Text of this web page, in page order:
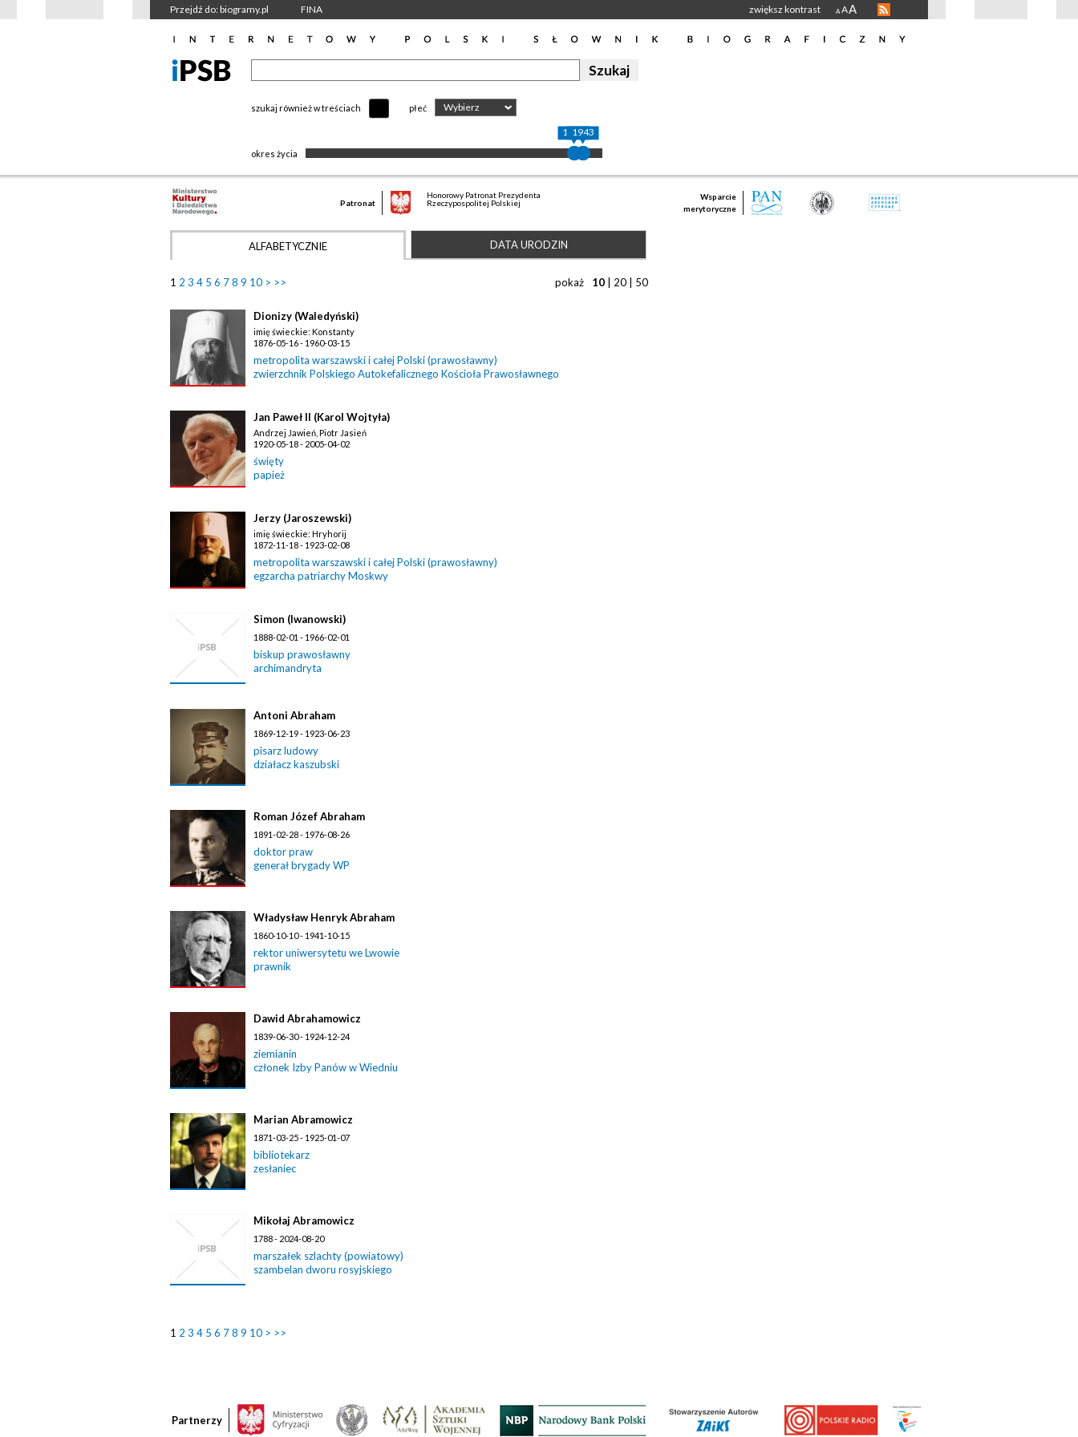
Przejdź do: biogramy.pl FINA zwiększ kontrast A AA
szukaj również w treściach płeć Wybierz
okres życia
1906
1943
Patronat
Honorowy Patronat Prezydenta
Rzeczypospolitej Polskiej
Wsparcie
merytoryczne
ALFABETYCZNIE DATA URODZIN
1 2 3 4 5 6 78 9 10 > >> pokaż 10 20 50
Dionizy (Waledyński)
imię świeckie: Konstanty
1876-05-16 - 1960-03-15
metropolita warszawski i całej Polski (prawosławny)
zwierzchnik Polskiego Autokefalicznego Kościoła Prawosławnego
Jan Paweł II (Karol Wojtyła)
Andrzej Jawień, Piotr Jasień
1920-05-18 - 2005-04-02
święty
papież
Jerzy (Jaroszewski)
imię świeckie: Hryhorij
1872-11-18 - 1923-02-08
metropolita warszawski i całej Polski (prawosławny)
egzarcha patriarchy Moskwy
Simon (Iwanowski)
1888-02-01 - 1966-02-01
biskup prawosławny
archimandryta
Antoni Abraham
1869-12-19 - 1923-06-23
pisarz ludowy
działacz kaszubski
Roman Józef Abraham
1891-02-28 - 1976-08-26
doktor praw
generał brygady WP
Władysław Henryk Abraham
1860-10-10 - 1941-10-15
rektor uniwersytetu we Lwowie
prawnik
Dawid Abrahamowicz
1839-06-30 - 1924-12-24
ziemianin
członek Izby Panów w Wiedniu
Marian Abramowicz
1871-03-25 - 1925-01-07
bibliotekarz
zesłaniec
Mikołaj Abramowicz
1788 - 2024-08-20
marszałek szlachty (powiatowy)
szambelan dworu rosyjskiego
1 2 3 4 5 6 78 9 10 > >>
Partnerzy